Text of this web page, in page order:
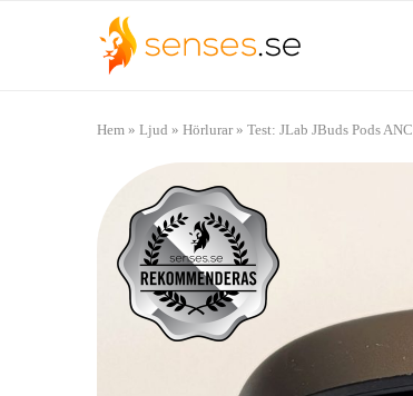
Hem » Ljud » Hörlurar» Test: JLab JBuds Pods ANC